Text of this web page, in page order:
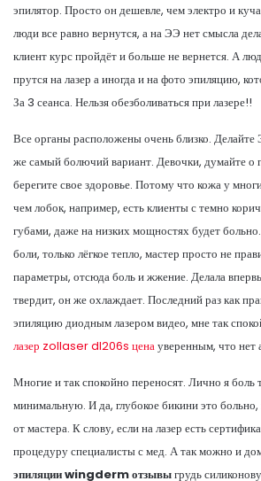
эпилятор. Просто он дешевле, чем электро и
люди все равно вернутся, а на ЭЭ нет смысла
клиент курс пройдёт и больше не вернется. А
прутся на лазер а иногда и на фото эпиляцию,
За 3 сеанса. Нельзя обезболиваться при лазере!!
Все органы расположены очень близко.
же самый болючий вариант. Девочки, думайте о
берегите свое здоровье. Потому что кожа у
чем лобок, например, есть клиенты с темно
губами, даже на низких мощностях будет
боли, только лёгкое тепло, мастер просто не
параметры, отсюда боль и жжение. Делала
твердит, он же охлаждает. Последний раз как
эпиляцию диодным лазером видео, мне так
лазер zollaser dl206s ценауверенным, что нет
Многие и так спокойно переносят. Лично я боль
минимальную. И да, глубокое бикини это больно,
от мастера. К слову, если на лазер есть
процедуру специалисты с мед. А так можно и
эпиляции wingderm отзывыгрудь